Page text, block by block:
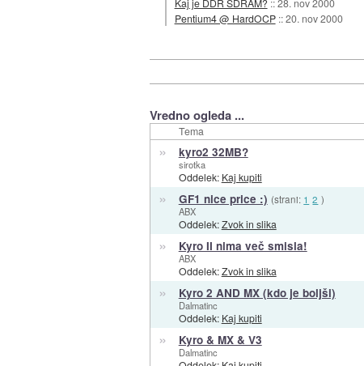
Kaj je DDR SDRAM? ::28. nov 2000
Pentium4 @ HardOCP ::20. nov 2000
Vredno ogleda ...
Tema
» kyro2 32MB?
sirotka
Oddelek: Kaj kupiti
» GF1 nice price :) (strani: 1 2 )
ABX
Oddelek:Zvok in slika
» Kyro II nima več smisla!
ABX
Oddelek:Zvok in slika
» Kyro 2 AND MX (kdo je boljši)
Dalmatinc
Oddelek: Kaj kupiti
» Kyro & MX & V3
Dalmatinc